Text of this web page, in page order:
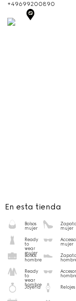
+49699200890
En esta tienda
Bolsos
mujer
mujer
Ready
to
wear
mujer
mujer
Bolsos
hombre
Ready
to
wear
hombre
Joyería Relojes